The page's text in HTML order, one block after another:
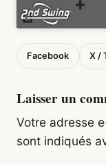
Facebook X /
Laisser un
Votre adresse
sont indiqués